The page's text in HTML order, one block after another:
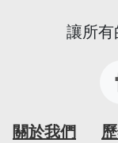
讓所
關於我們